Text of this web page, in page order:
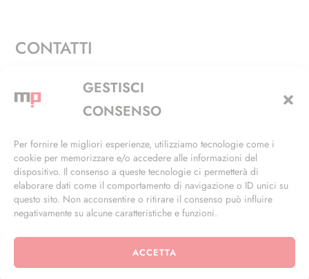
GESTISCI
CONSENSO
Per fornire le migliori esperienze, utilizziamo tecnologie come i
cookie per memorizzare e/o accedere alle informazioni del
dispositivo. Il consenso a queste tecnologie ci permetterà di
elaborare dati come il comportamento di navigazione o ID unici su
questo sito. Non acconsentire o ritirare il consenso può influire
negativamente su alcune caratteristiche e funzioni.
ACCETTA
CONTATTI
Via Alfieri, 27 - Trezzano Sul Naviglio (MI)
+39 02 4846 3155
info@masterphil.it